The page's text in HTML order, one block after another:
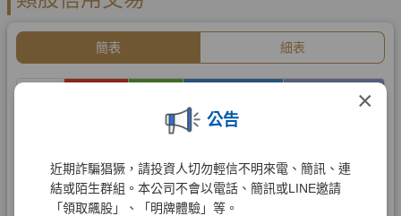
×
公告
近期詐騙猖獗，請投資人切勿輕信不明來電、簡訊、連
結或陌生群組。本公司不會以電話、簡訊或LINE邀請
「領取飆股」、「明牌體驗」等。